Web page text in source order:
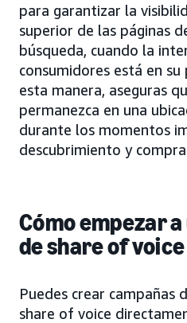
para garantizar la
superior de las páginas
búsqueda, cuando la
consumidores está en
esta manera, aseguras
permanezca en una
durante los momentos
descubrimiento y
Cómo empezar
de share of voice
Puedes crear campañas
share of voice